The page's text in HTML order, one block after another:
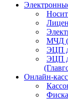
МЧД
ЭЦП
ЭЦП
Онлайн-